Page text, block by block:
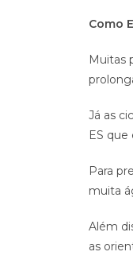
Como
Muitas
Já as
ES
Para
muita
Além
as